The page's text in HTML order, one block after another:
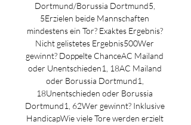
Dortmund/Borussia Dortmund5,
5Erzielen beide Mannschaften
mindestens ein Tor? Exaktes Ergebnis?
Nicht gelistetes Ergebnis500Wer
gewinnt? Doppelte ChanceAC Mailand
oder Unentschieden1, 18AC Mailand
oder Borussia Dortmund1,
18Unentschieden oder Borussia
Dortmund1, 62Wer gewinnt? Inklusive
HandicapWie viele Tore werden erzielt